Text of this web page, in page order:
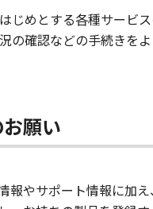
じめとする各種サービ
の確認などの手続きを
願い
報やサポート情報に加